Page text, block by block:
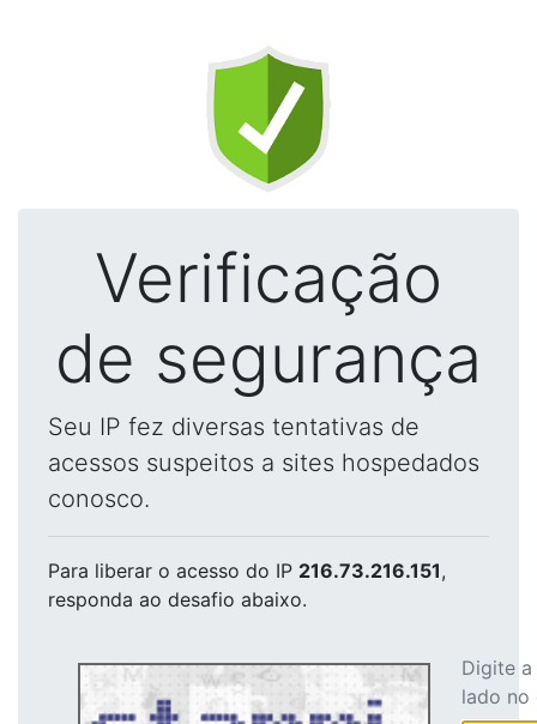
Verificação
de segurança
Seu IP fez diversas tentativas de
acessos suspeitos a sites hospedados
conosco.
Para liberar o acesso do IP 216.73.216.151,
responda ao desafio abaixo.
Digite
lado no